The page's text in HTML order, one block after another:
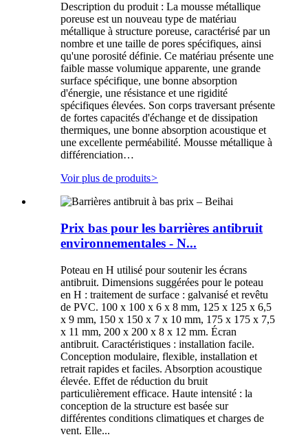
Description du produit : La mousse métallique
poreuse est un nouveau type de matériau
métallique à structure poreuse, caractérisé par un
nombre et une taille de pores spécifiques, ainsi
qu'une porosité définie. Ce matériau présente une
faible masse volumique apparente, une grande
surface spécifique, une bonne absorption
d'énergie, une résistance et une rigidité
spécifiques élevées. Son corps traversant présente
de fortes capacités d'échange et de dissipation
thermiques, une bonne absorption acoustique et
une excellente perméabilité. Mousse métallique à
différenciation…
Voir plus de produits>
Prix ​​bas pour les barrières antibruit
environnementales - N...
Poteau en H utilisé pour soutenir les écrans
antibruit. Dimensions suggérées pour le poteau
en H : traitement de surface : galvanisé et revêtu
de PVC. 100 x 100 x 6 x 8 mm, 125 x 125 x 6,5
x 9 mm, 150 x 150 x 7 x 10 mm, 175 x 175 x 7,5
x 11 mm, 200 x 200 x 8 x 12 mm. Écran
antibruit. Caractéristiques : installation facile.
Conception modulaire, flexible, installation et
retrait rapides et faciles. Absorption acoustique
élevée. Effet de réduction du bruit
particulièrement efficace. Haute intensité : la
conception de la structure est basée sur
différentes conditions climatiques et charges de
vent. Elle...